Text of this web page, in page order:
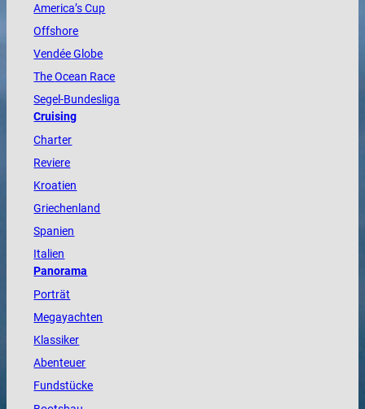
America’s Cup
Offshore
VendéeGlobe
TheOcean Race
Segel-Bundesliga
Cruising
Charter
Reviere
Kroatien
Griechenland
Spanien
Italien
Panorama
Porträt
Megayachten
Klassiker
Abenteuer
Fundstücke